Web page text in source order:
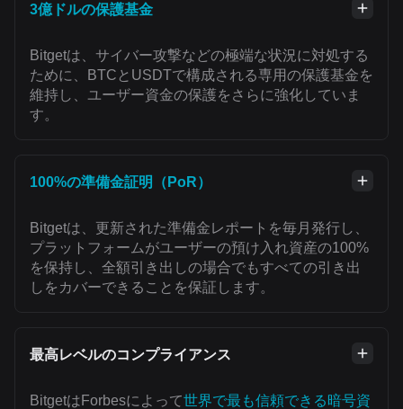
3億ドルの保護基金
Bitgetは、サイバー攻撃などの極端な状況に対処する
ために、BTCとUSDTで構成される専用の保護基金を
維持し、ユーザー資金の保護をさらに強化していま
す。
100%の準備金証明（PoR）
Bitgetは、更新された準備金レポートを毎月発行し、
プラットフォームがユーザーの預け入れ資産の100%
を保持し、全額引き出しの場合でもすべての引き出
しをカバーできることを保証します。
最高レベルのコンプライアンス
BitgetはForbesによって世界で最も信頼できる暗号資